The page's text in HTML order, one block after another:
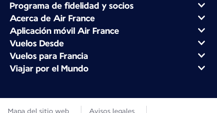
Programa de fidelidad y socios
Acerca de Air France
Aplicación móvil Air France
Vuelos Desde
Vuelos para Francia
Viajar por el Mundo
Mapa del sitio web
Avisos legales